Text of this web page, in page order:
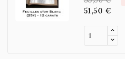
51,50 €